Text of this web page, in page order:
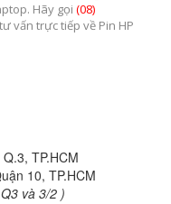
Hãy gọi (08)
vấn trực tiếp về Pin HP
TP.HCM
10, TP.HCM
và 3/2 )